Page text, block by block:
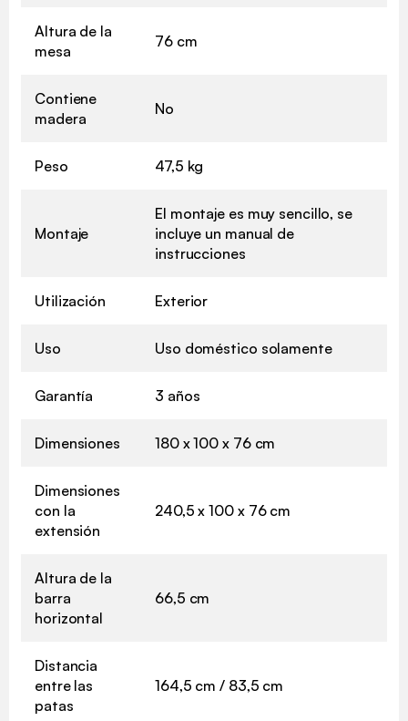
Altura de la
mesa
76 cm
Contiene
madera
No
Peso 47,5 kg
Montaje
El montaje es muy sencillo, se
incluye un manual de
instrucciones
Utilización Exterior
Uso Uso doméstico solamente
Garantía 3 años
Dimensiones 180 x 100 x 76 cm
Dimensiones
con la
extensión
240,5 x 100 x 76 cm
Altura de la
barra
horizontal
66,5 cm
Distancia
entre las
patas
164,5 cm / 83,5 cm